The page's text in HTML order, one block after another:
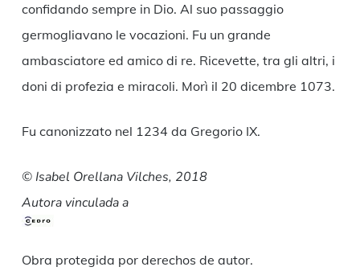
confidando sempre in Dio. Al suo passaggio
germogliavano le vocazioni. Fu un grande
ambasciatore ed amico di re. Ricevette, tra gli altri, i
doni di profezia e miracoli. Morì il 20 dicembre 1073.
Fu canonizzato nel 1234 da Gregorio IX.
© Isabel Orellana Vilches, 2018
Autora vinculada a
Obra protegida por derechos de autor.